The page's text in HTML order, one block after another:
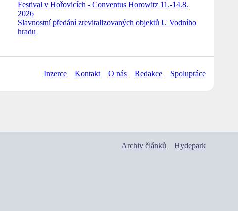
Festival v Hořovicích - Conventus Horowitz 11.-14.8.
2026
Slavnostní předání zrevitalizovaných objektů U Vodního
hradu
Inzerce Kontakt O nás Redakce Spolupráce
Archiv článků Hydepark